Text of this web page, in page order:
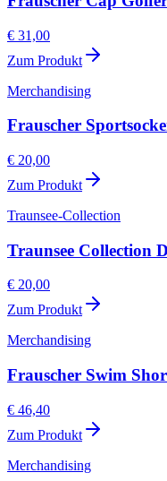
€ 31,00
Zum Produkt
Merchandising
Frauscher
€ 20,00
Zum Produkt
Traunsee-Collection
Traunsee Collection
€ 20,00
Zum Produkt
Merchandising
Frauscher Swim
€ 46,40
Zum Produkt
Merchandising